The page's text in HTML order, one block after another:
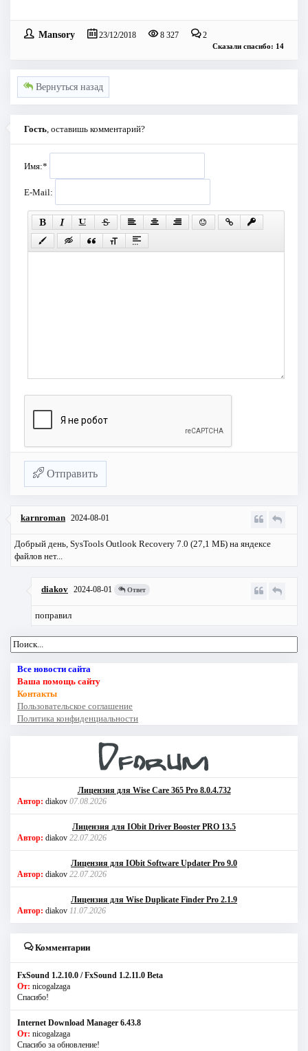
Mansory 23/12/2018 8 327 2
Сказали спасибо: 14
Вернуться назад
Гость, оставишь комментарий?
Имя:*
E-Mail:
Отправить
karnroman 2024-08-01
Добрый день, SysTools Outlook Recovery 7.0 (27,1 МБ) на яндексе
файлов нет...
diakov 2024-08-01 Ответ
поправил
Все новости сайта
Ваша помощь сайту
Контакты
Пользовательское соглашение
Политика конфиденциальности
Лицензия для Wise Care 365 Pro 8.0.4.732
Автор: diakov 07.08.2026
Лицензия для IObit Driver Booster PRO 13.5
Автор: diakov 22.07.2026
Лицензия для IObit Software Updater Pro 9.0
Автор: diakov 22.07.2026
Лицензия для Wise Duplicate Finder Pro 2.1.9
Автор: diakov 11.07.2026
Комментарии
FxSound 1.2.10.0 / FxSound 1.2.11.0 Beta
От: nicogalzaga
Спасибо!
Internet Download Manager 6.43.8
От: nicogalzaga
Спасибо за обновление!